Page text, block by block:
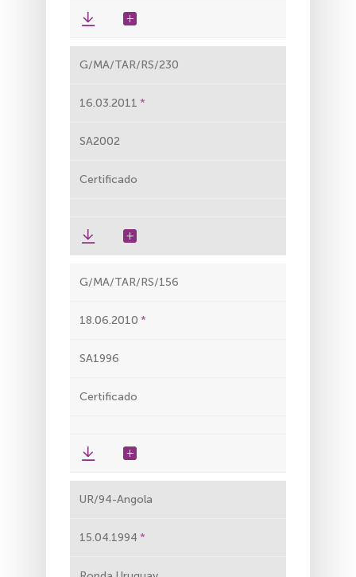
G/MA/TAR/RS/230
16.03.2011
SA2002
Certificado
G/MA/TAR/RS/156
18.06.2010
SA1996
Certificado
UR/94-Angola
15.04.1994